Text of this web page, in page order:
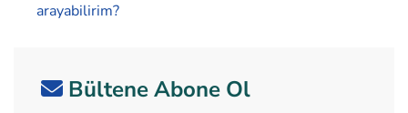
arayabilirim?
Bültene Abone Ol